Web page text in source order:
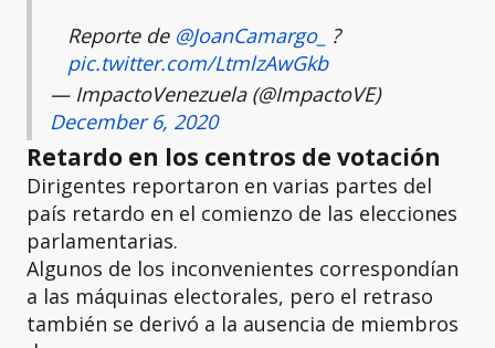
Reporte de @JoanCamargo_ ?
pic.twitter.com/LtmlzAwGkb
— ImpactoVenezuela (@ImpactoVE)
December 6, 2020
Retardo en los centros de votación
Dirigentes reportaron en varias partes del
país retardo en el comienzo de las elecciones
parlamentarias.
Algunos de los inconvenientes correspondían
a las máquinas electorales, pero el retraso
también se derivó a la ausencia de miembros